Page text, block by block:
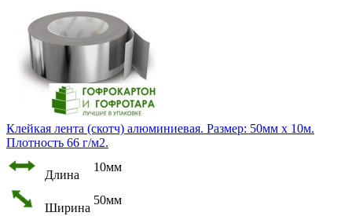
Клейкая лента (скотч) алюминиевая. Размер: 50мм х 10м.
Плотность 66 г/м2.
Длина
10мм
Ширина
50мм